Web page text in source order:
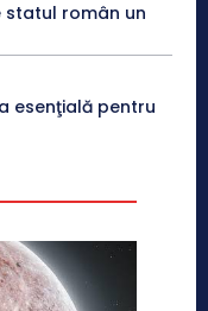
român un
esenţială pentru